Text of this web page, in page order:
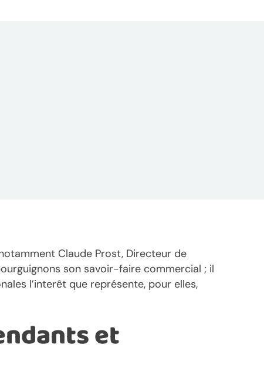
Claude Prost, Directeur de
son savoir-faire commercial ; il
l’interêt que représente, pour elles,
et